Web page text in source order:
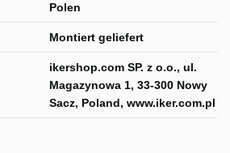
Polen
Montiert geliefert
ikershop.com SP. z o.o., ul.
Magazynowa 1, 33-300 Nowy
Sacz, Poland, www.iker.com.pl